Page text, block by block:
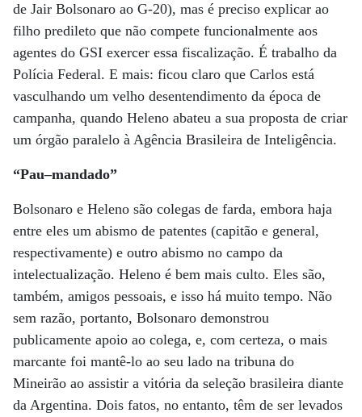
de Jair Bolsonaro ao G-20), mas é preciso explicar ao
filho predileto que não compete funcionalmente aos
agentes do GSI exercer essa fiscalização. É trabalho da
Polícia Federal. E mais: ficou claro que Carlos está
vasculhando um velho desentendimento da época de
campanha, quando Heleno abateu a sua proposta de criar
um órgão paralelo à Agência Brasileira de Inteligência.
“Pau–mandado”
Bolsonaro e Heleno são colegas de farda, embora haja
entre eles um abismo de patentes (capitão e general,
respectivamente) e outro abismo no campo da
intelectualização. Heleno é bem mais culto. Eles são,
também, amigos pessoais, e isso há muito tempo. Não
sem razão, portanto, Bolsonaro demonstrou
publicamente apoio ao colega, e, com certeza, o mais
marcante foi mantê-lo ao seu lado na tribuna do
Mineirão ao assistir a vitória da seleção brasileira diante
da Argentina. Dois fatos, no entanto, têm de ser levados